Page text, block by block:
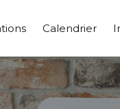
Calendrier